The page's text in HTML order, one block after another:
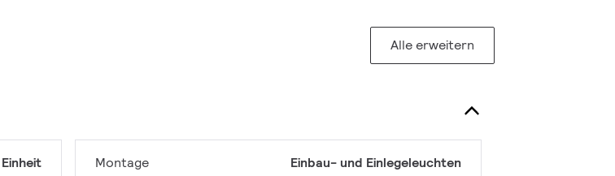
Alle erweitern
Einheit Montage Einbau- und Einlegeleuchten